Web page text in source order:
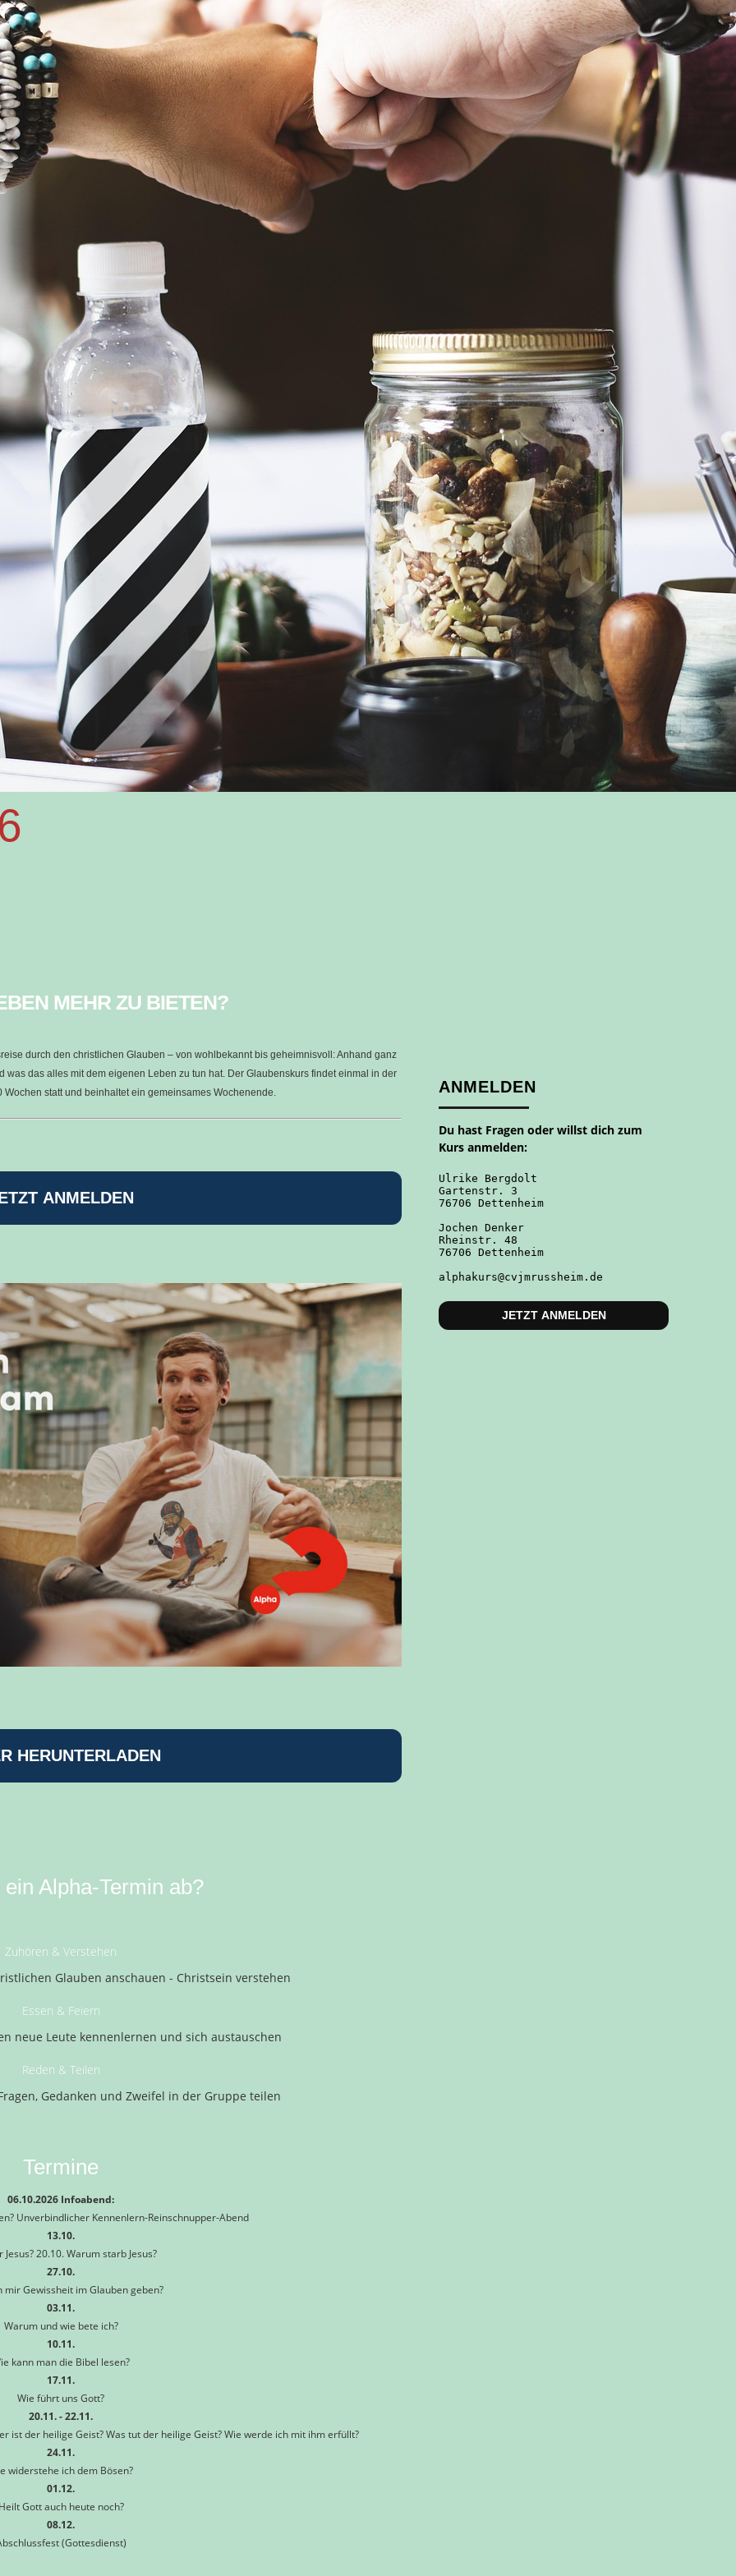
MEHR ZU BIETEN?
durch den christlichen Glauben – von wohlbekannt bis geheimnisvoll: Anhand ganz
das alles mit dem eigenen Leben zu tun hat. Der Glaubenskurs findet einmal in der
statt und beinhaltet ein gemeinsames Wochenende.
ANMELDEN
HERUNTERLADEN
Alpha-Termin ab?
Zuhören & Verstehen
Glauben anschauen - Christsein verstehen
Essen & Feiern
neue Leute kennenlernen und sich austauschen
Reden & Teilen
Gedanken und Zweifel in der Gruppe teilen
Termine
06.10.2026 Infoabend:
Unverbindlicher Kennenlern-Reinschnupper-Abend
13.10.
Jesus? 20.10. Warum starb Jesus?
27.10.
mir Gewissheit im Glauben geben?
03.11.
Warum und wie bete ich?
10.11.
kann man die Bibel lesen?
17.11.
Wie führt uns Gott?
20.11. - 22.11.
ist der heilige Geist? Was tut der heilige Geist? Wie werde ich mit ihm erfüllt?
24.11.
widerstehe ich dem Bösen?
01.12.
Gott auch heute noch?
08.12.
(Gottesdienst)
ANMELDEN
Du hast Fragen oder willst dich zum
Kurs anmelden:
Ulrike Bergdolt
Gartenstr. 3
76706 Dettenheim
Jochen Denker
Rheinstr. 48
76706 Dettenheim
alphakurs@cvjmrussheim.de
JETZT ANMELDEN